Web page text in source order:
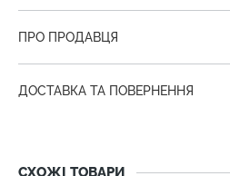
ПРО ПРОДАВЦЯ
ДОСТАВКА ТА ПОВЕРНЕННЯ